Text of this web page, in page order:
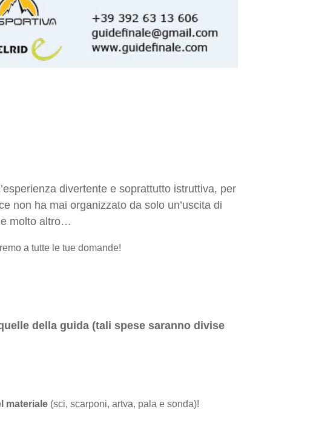
divertente e soprattutto istruttiva, per
non ha mai organizzato da solo un’uscita di
e molto altro…
a tutte le tue domande!
della guida (tali spese saranno divise
materiale (sci, scarponi, artva, pala e sonda)!